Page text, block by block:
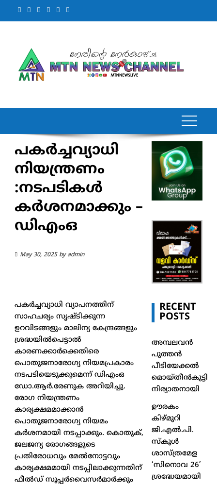
പകര്‍ച്ചവ്യാധി
നിയന്ത്രണം
:നടപടികള്‍
കര്‍ശനമാക്കും –
ഡിഎംഒ
May 30, 2025by admin
പകര്‍ച്ചവ്യാധി വ്യാപനത്തിന്
സാഹചര്യം സൃഷ്ടിക്കുന്ന
ഉറവിടങ്ങളും മാലിന്യ കേന്ദ്രങ്ങളും
ശ്രദ്ധയില്‍പെട്ടാല്‍
കാരണക്കാര്‍ക്കെതിരെ
പൊതുജനാരോഗ്യ നിയമപ്രകാരം
നടപടിയെടുക്കുമെന്ന് ഡിഎംഒ
ഡോ.ആര്‍.രേണുക അറിയിച്ചു.
രോഗ നിയന്ത്രണം
കാര്യക്ഷമമാക്കാന്‍
പൊതുജനാരോഗ്യ നിയമം
കര്‍ശനമായി നടപ്പാക്കും. കൊതുക്,
ജലജന്യ രോഗങ്ങളുടെ
പ്രതിരോധവും മേല്‍നോട്ടവും
കാര്യക്ഷമമായി നടപ്പിലാക്കുന്നതിന്
ഫീല്‍ഡ് സൂപ്പര്‍വൈസര്‍മാര്‍ക്കും
RECENT
POSTS
അമ്പലവൻ
പുത്തൻ
പീടിയേക്കൽ
മൊയ്തീൻകുട്ടി
നിര്യാതനായി
ഊരകം
കിഴ്മുറി
ജി.എൽ.പി.
സ്കൂൾ
ശാസ്ത്രമേള
‘സിനൊവ 26’
ശ്രദ്ധേയമായി